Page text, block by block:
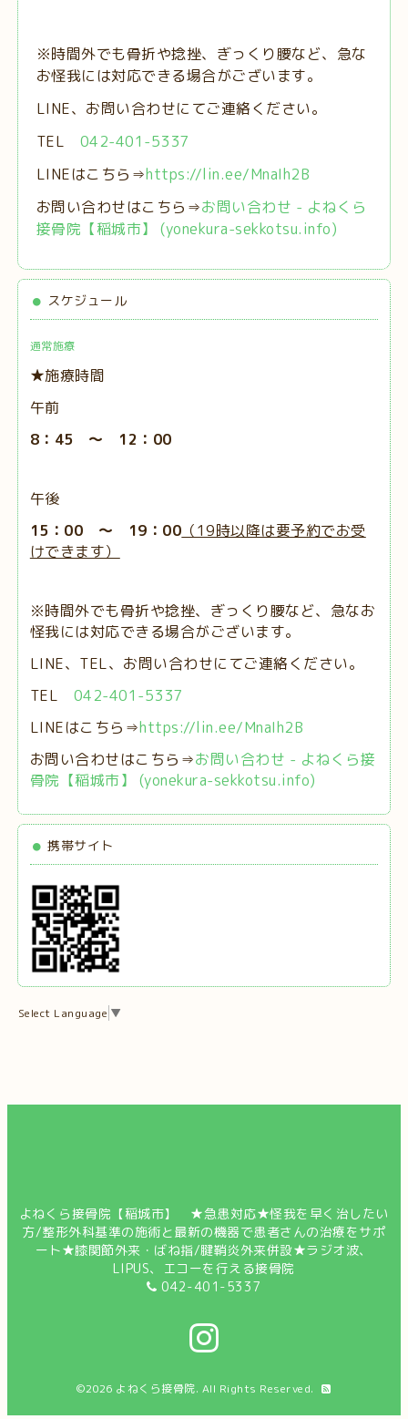
※時間外でも骨折や捻挫、ぎっくり腰など、急な
お怪我には対応できる場合がございます。
LINE、お問い合わせにてご連絡ください。
TEL 042-401-5337
LINEはこちら⇒https://lin.ee/MnaIh2B
お問い合わせはこちら⇒お問い合わせ - よねくら
接骨院【稲城市】 (yonekura-sekkotsu.info)
スケジュール
通常施療
★施療時間
午前
8：45 ～ 12：00
午後
15：00 ～ 19：00 （19時以降は要予約でお受
けできます）
※時間外でも骨折や捻挫、ぎっくり腰など、急なお
怪我には対応できる場合がございます。
LINE、TEL、お問い合わせにてご連絡ください。
TEL 042-401-5337
LINEはこちら⇒https://lin.ee/MnaIh2B
お問い合わせはこちら⇒お問い合わせ - よねくら接
骨院【稲城市】 (yonekura-sekkotsu.info)
携帯サイト
Select Language ▼
よねくら接骨院【稲城市】 ★急患対応★怪我を早く治したい
方/整形外科基準の施術と最新の機器で患者さんの治療をサポ
ート★膝関節外来・ばね指/腱鞘炎外来併設★ラジオ波、
LIPUS、エコーを行える接骨院
042-401-5337
©2026 よねくら接骨院. All Rights Reserved.